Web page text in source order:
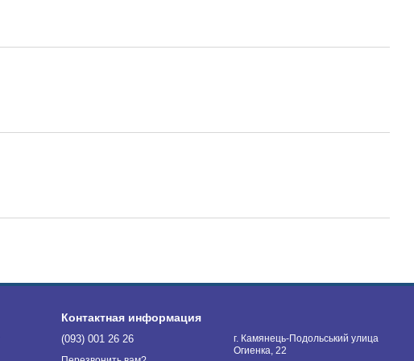
Контактная информация
(093) 001 26 26
г. Камянець-Подольський улица
Огиенка, 22